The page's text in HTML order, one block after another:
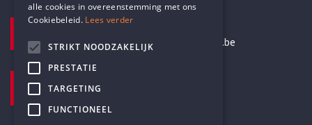
E-MAILADRES
secretariaat@humanistischverbond.be
Pottenbrug 4
Antwerpen, 2000
alle cookies in overeenstemming met ons
Cookiebeleid. Lees verder
STRIKT NOODZAKELIJK
PRESTATIE
TARGETING
FUNCTIONEEL